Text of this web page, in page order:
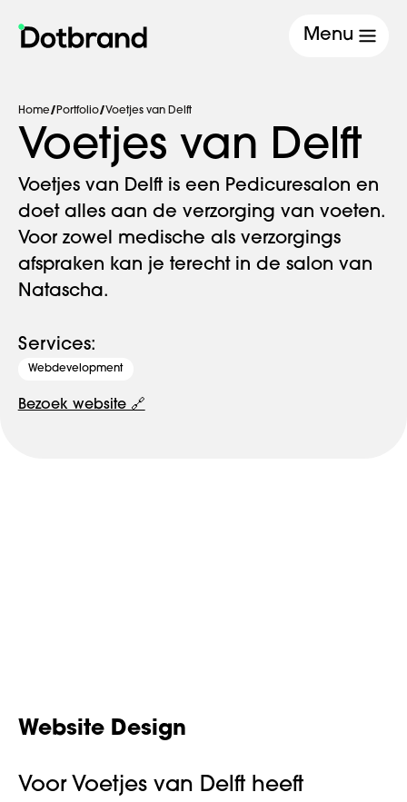
Menu
Home/ Portfolio/Voetjes van Delft
Voetjes van Delft
Voetjes van Delft is een Pedicuresalon en
doet alles aan de verzorging van voeten.
Voor zowel medische als verzorgings
afspraken kan je terecht in de salon van
Natascha.
Services:
Webdevelopment
Bezoek website 🔗
Website Design
Voor Voetjes van Delft heeft